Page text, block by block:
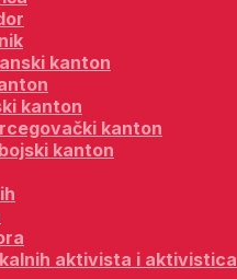
kanton
kanton
kanton
kanton
aktivista i aktivistica